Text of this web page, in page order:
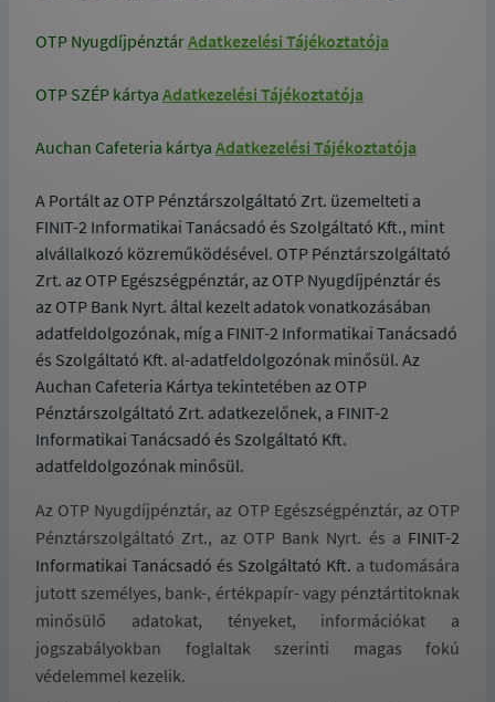
OTP NyugdíjpénztárAdatkezelési Tájékoztatója
OTP SZÉP kártya Adatkezelési Tájékoztatója
Auchan Cafeteria kártya Adatkezelési Tájékoztatója
A Portált az OTP Pénztárszolgáltató Zrt. üzemelteti a
FINIT-2 Informatikai Tanácsadó és Szolgáltató Kft., mint
alvállalkozó közreműködésével. OTP Pénztárszolgáltató
Zrt. az OTP Egészségpénztár, az OTP Nyugdíjpénztár és
az OTP Bank Nyrt. által kezelt adatok vonatkozásában
adatfeldolgozónak, míg a FINIT-2 Informatikai Tanácsadó
és Szolgáltató Kft. al-adatfeldolgozónak minősül. Az
Auchan Cafeteria Kártya tekintetében az OTP
Pénztárszolgáltató Zrt. adatkezelőnek, a FINIT-2
Informatikai Tanácsadó és Szolgáltató Kft.
adatfeldolgozónak minősül.
Az OTP Nyugdíjpénztár, az OTP Egészségpénztár, az OTP
Pénztárszolgáltató Zrt., az OTP Bank Nyrt. és a FINIT-2
Informatikai Tanácsadó és Szolgáltató Kft. a tudomására
jutott személyes, bank-, értékpapír- vagy pénztártitoknak
minősülő adatokat, tényeket, információkat a
jogszabályokban foglaltak szerinti magas fokú
védelemmel kezelik.